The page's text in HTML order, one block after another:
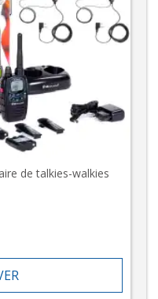
de talkies-walkies